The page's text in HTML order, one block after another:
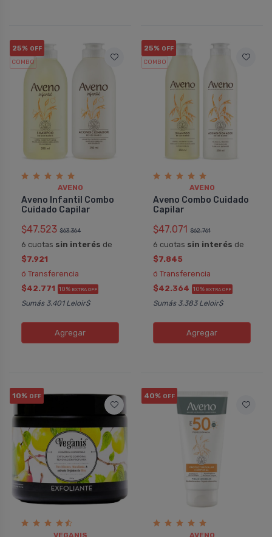
25% OFF
COMBO
AVENO
Aveno Infantil Combo
Cuidado Capilar
$47.523 $63.364
6 cuotas sin interés de
$7.921
ó Transferencia
$42.771 10% EXTRA OFF
Sumás 3.401 Leloir$
Agregar
25% OFF
COMBO
AVENO
Aveno Combo Cuidado
Capilar
$47.071 $62.761
6 cuotas sin interés de
$7.845
ó Transferencia
$42.364 10% EXTRA OFF
Sumás 3.383 Leloir$
Agregar
10% OFF
VEGANIS
40% OFF
AVENO